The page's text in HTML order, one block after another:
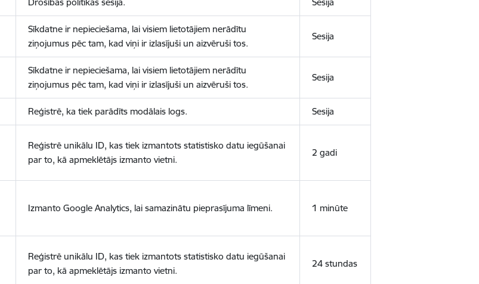
Sīkdatne ir nepieciešama, lai visiem lietotājiem nerādītu
ziņojumus pēc tam, kad viņi ir izlasījuši un aizvēruši tos.
Sesija
Sīkdatne ir nepieciešama, lai visiem lietotājiem nerādītu
ziņojumus pēc tam, kad viņi ir izlasījuši un aizvēruši tos.
Sesija
Reģistrē, ka tiek parādīts modālais logs. Sesija
Reģistrē unikālu ID, kas tiek izmantots statistisko datu iegūšanai
par to, kā apmeklētājs izmanto vietni.
2 gadi
Izmanto Google Analytics, lai samazinātu pieprasījuma līmeni. 1 minūte
Reģistrē unikālu ID, kas tiek izmantots statistisko datu iegūšanai
par to, kā apmeklētājs izmanto vietni.
24 stundas